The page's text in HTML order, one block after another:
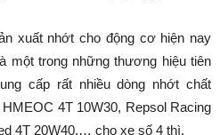
xuất nhớt cho động cơ hiện nay
một trong những thương hiệu tiên
cấp rất nhiều dòng nhớt chất
4T 10W30, Repsol Racing
4T 20W40,… cho xe số 4 thì.